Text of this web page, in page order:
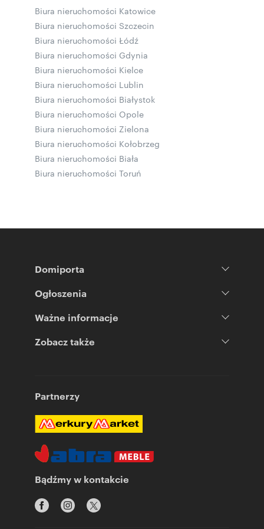
Biura nieruchomości Katowice
Biura nieruchomości Szczecin
Biura nieruchomości Łódź
Biura nieruchomości Gdynia
Biura nieruchomości Kielce
Biura nieruchomości Lublin
Biura nieruchomości Białystok
Biura nieruchomości Opole
Biura nieruchomości Zielona
Biura nieruchomości Kołobrzeg
Biura nieruchomości Biała
Biura nieruchomości Toruń
Domiporta
Ogłoszenia
Ważne informacje
Zobacz także
Partnerzy
Bądźmy w kontakcie